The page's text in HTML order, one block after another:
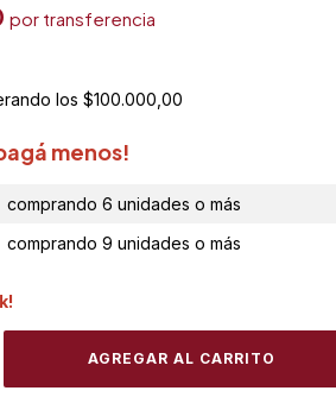
los $100.000,00
menos!
comprando 6 unidades o más
comprando 9 unidades o más